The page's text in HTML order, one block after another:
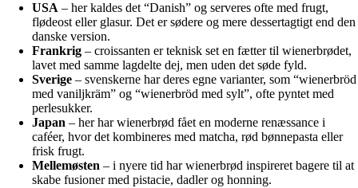
USA – her kaldes det “Danish” og serveres ofte med frugt,
flødeost eller glasur. Det er sødere og mere dessertagtigt end den
danske version.
Frankrig – croissanten er teknisk set en fætter til wienerbrødet,
lavet med samme lagdelte dej, men uden det søde fyld.
Sverige – svenskerne har deres egne varianter, som “wienerbröd
med vaniljkräm” og “wienerbröd med sylt”, ofte pyntet med
perlesukker.
Japan – her har wienerbrød fået en moderne renæssance i
caféer, hvor det kombineres med matcha, rød bønnepasta eller
frisk frugt.
Mellemøsten – i nyere tid har wienerbrød inspireret bagere til at
skabe fusioner med pistacie, dadler og honning.